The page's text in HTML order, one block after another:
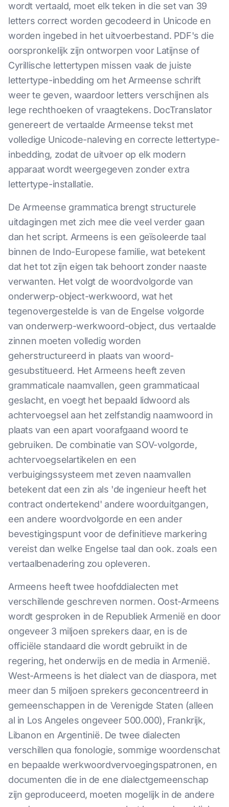
wordt vertaald, moet elk teken in die set van 39
letters correct worden gecodeerd in Unicode en
worden ingebed in het uitvoerbestand. PDF's die
oorspronkelijk zijn ontworpen voor Latijnse of
Cyrillische lettertypen missen vaak de juiste
lettertype-inbedding om het Armeense schrift
weer te geven, waardoor letters verschijnen als
lege rechthoeken of vraagtekens. DocTranslator
genereert de vertaalde Armeense tekst met
volledige Unicode-naleving en correcte lettertype-
inbedding, zodat de uitvoer op elk modern
apparaat wordt weergegeven zonder extra
lettertype-installatie.
De Armeense grammatica brengt structurele
uitdagingen met zich mee die veel verder gaan
dan het script. Armeens is een geïsoleerde taal
binnen de Indo-Europese familie, wat betekent
dat het tot zijn eigen tak behoort zonder naaste
verwanten. Het volgt de woordvolgorde van
onderwerp-object-werkwoord, wat het
tegenovergestelde is van de Engelse volgorde
van onderwerp-werkwoord-object, dus vertaalde
zinnen moeten volledig worden
geherstructureerd in plaats van woord-
gesubstitueerd. Het Armeens heeft zeven
grammaticale naamvallen, geen grammaticaal
geslacht, en voegt het bepaald lidwoord als
achtervoegsel aan het zelfstandig naamwoord in
plaats van een apart voorafgaand woord te
gebruiken. De combinatie van SOV-volgorde,
achtervoegselartikelen en een
verbuigingssysteem met zeven naamvallen
betekent dat een zin als 'de ingenieur heeft het
contract ondertekend' andere woorduitgangen,
een andere woordvolgorde en een ander
bevestigingspunt voor de definitieve markering
vereist dan welke Engelse taal dan ook. zoals een
vertaalbenadering zou opleveren.
Armeens heeft twee hoofddialecten met
verschillende geschreven normen. Oost-Armeens
wordt gesproken in de Republiek Armenië en door
ongeveer 3 miljoen sprekers daar, en is de
officiële standaard die wordt gebruikt in de
regering, het onderwijs en de media in Armenië.
West-Armeens is het dialect van de diaspora, met
meer dan 5 miljoen sprekers geconcentreerd in
gemeenschappen in de Verenigde Staten (alleen
al in Los Angeles ongeveer 500.000), Frankrijk,
Libanon en Argentinië. De twee dialecten
verschillen qua fonologie, sommige woordenschat
en bepaalde werkwoordvervoegingspatronen, en
documenten die in de ene dialectgemeenschap
zijn geproduceerd, moeten mogelijk in de andere